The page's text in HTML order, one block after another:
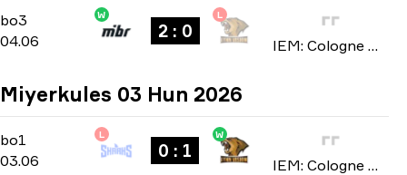
bo3
bo3
04.06
W
2 : 0
L
IEM: Cologne Major 2026
Miyerkules 03 Hun 2026
bo1
bo1
03.06
L
0 : 1
W
IEM: Cologne Major 2026